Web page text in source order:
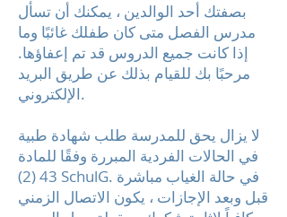
بصفتك أحد الوالدين ، يمكنك أن تسأل
مدرس الفصل متى كان طفلك غائبًا وما
إذا كانت جميع الدروس قد تم إعفاؤها.
مرحبًا بك للقيام بذلك عن طريق البريد
الإلكتروني.
لا يزال يحق للمدرسة طلب شهادة طبية
في الحالات الفردية المبررة وفقًا للمادة
43 (2) SchulG. في حالة الغياب مباشرة
قبل وبعد الإجازات ، يكون الاتصال الزمني